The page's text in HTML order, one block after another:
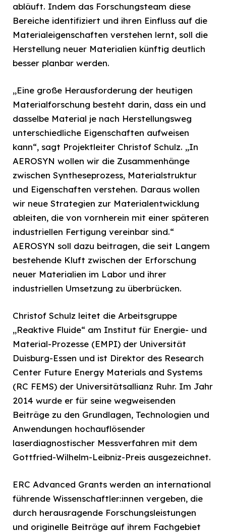
abläuft. Indem das Forschungsteam diese
Bereiche identifiziert und ihren Einfluss auf die
Materialeigenschaften verstehen lernt, soll die
Herstellung neuer Materialien künftig deutlich
besser planbar werden.
„Eine große Herausforderung der heutigen
Materialforschung besteht darin, dass ein und
dasselbe Material je nach Herstellungsweg
unterschiedliche Eigenschaften aufweisen
kann“, sagt Projektleiter Christof Schulz. „In
AEROSYN wollen wir die Zusammenhänge
zwischen Syntheseprozess, Materialstruktur
und Eigenschaften verstehen. Daraus wollen
wir neue Strategien zur Materialentwicklung
ableiten, die von vornherein mit einer späteren
industriellen Fertigung vereinbar sind.“
AEROSYN soll dazu beitragen, die seit Langem
bestehende Kluft zwischen der Erforschung
neuer Materialien im Labor und ihrer
industriellen Umsetzung zu überbrücken.
Christof Schulz leitet die Arbeitsgruppe
„Reaktive Fluide“ am Institut für Energie- und
Material-Prozesse (EMPI) der Universität
Duisburg-Essen und ist Direktor des Research
Center Future Energy Materials and Systems
(RC FEMS) der Universitätsallianz Ruhr. Im Jahr
2014 wurde er für seine wegweisenden
Beiträge zu den Grundlagen, Technologien und
Anwendungen hochauflösender
laserdiagnostischer Messverfahren mit dem
Gottfried-Wilhelm-Leibniz-Preis ausgezeichnet.
ERC Advanced Grants werden an international
führende Wissenschaftler:innen vergeben, die
durch herausragende Forschungsleistungen
und originelle Beiträge auf ihrem Fachgebiet